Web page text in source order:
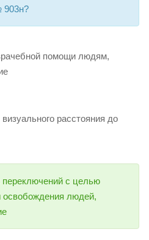
903н?
помощи людям,
расстояния до
переключений с целью
освобождения людей,